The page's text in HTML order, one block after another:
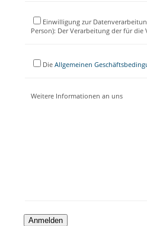
Einwilligung zur
Person): Der Verarbeitung der für
Die Allgemeinen
Weitere Informationen an uns